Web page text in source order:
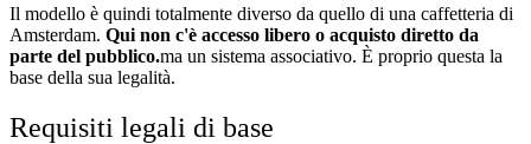
Il modello è quindi totalmente diverso da quello di una caffetteria di
Amsterdam. Qui non c'è accesso libero o acquisto diretto da
parte del pubblico.ma un sistema associativo. È proprio questa la
base della sua legalità.
Requisiti legali di base